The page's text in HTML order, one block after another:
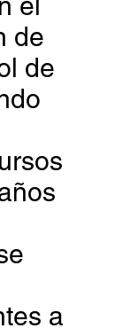
de
de
a